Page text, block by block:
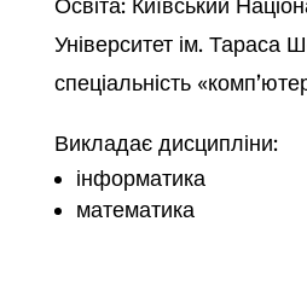
Освіта: Київський
Університет ім. Тараса
спеціальність
Викладає дисципліни:
інформатика
математика